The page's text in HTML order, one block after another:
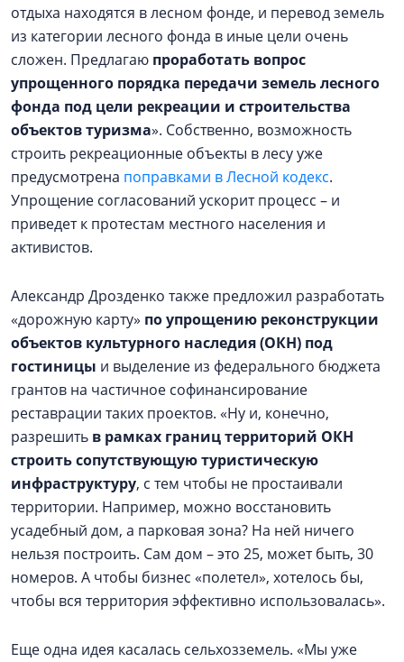
отдыха находятся в лесном фонде, и перевод земель
из категории лесного фонда в иные цели очень
сложен. Предлагаю проработать вопрос
упрощенного порядка передачи земель лесного
фонда под цели рекреации и строительства
объектов туризма». Собственно, возможность
строить рекреационные объекты в лесу уже
предусмотрена поправками в Лесной кодекс.
Упрощение согласований ускорит процесс – и
приведет к протестам местного населения и
активистов.
Александр Дрозденко также предложил разработать
«дорожную карту» по упрощению реконструкции
объектов культурного наследия (ОКН) под
гостиницы и выделение из федерального бюджета
грантов на частичное софинансирование
реставрации таких проектов. «Ну и, конечно,
разрешить в рамках границ территорий ОКН
строить сопутствующую туристическую
инфраструктуру, с тем чтобы не простаивали
территории. Например, можно восстановить
усадебный дом, а парковая зона? На ней ничего
нельзя построить. Сам дом – это 25, может быть, 30
номеров. А чтобы бизнес «полетел», хотелось бы,
чтобы вся территория эффективно использовалась».
Еще одна идея касалась сельхозземель. «Мы уже